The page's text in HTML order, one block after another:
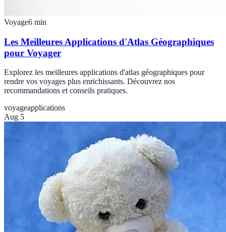
Voyage6 min
Les Meilleures Applications d'Atlas Géographiques
pour Voyager
Explorez les meilleures applications d'atlas géographiques pour
rendre vos voyages plus enrichissants. Découvrez nos
recommandations et conseils pratiques.
voyageapplications
Aug 5